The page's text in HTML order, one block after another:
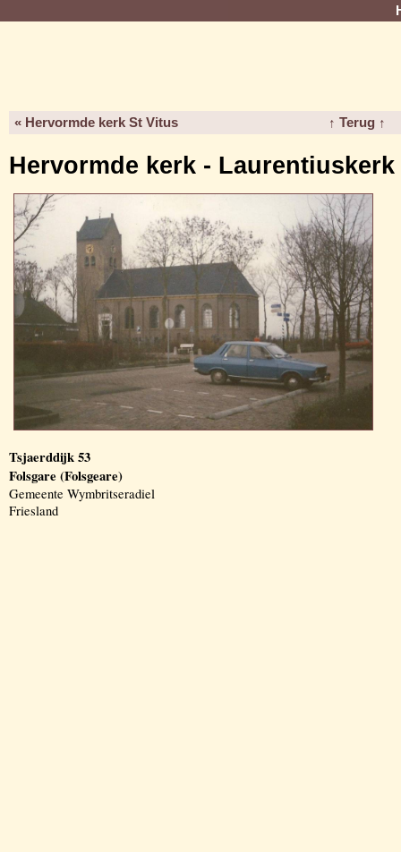
« Hervormde kerk St Vitus ↑ Terug ↑
Hervormde kerk - Laurentiuskerk
Tsjaerddijk 53
Folsgare (Folsgeare)
Gemeente Wymbritseradiel
Friesland